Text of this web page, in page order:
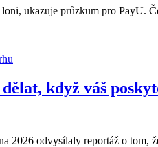
ukazuje průzkum pro PayU.
když váš
odvysílaly reportáž o tom,